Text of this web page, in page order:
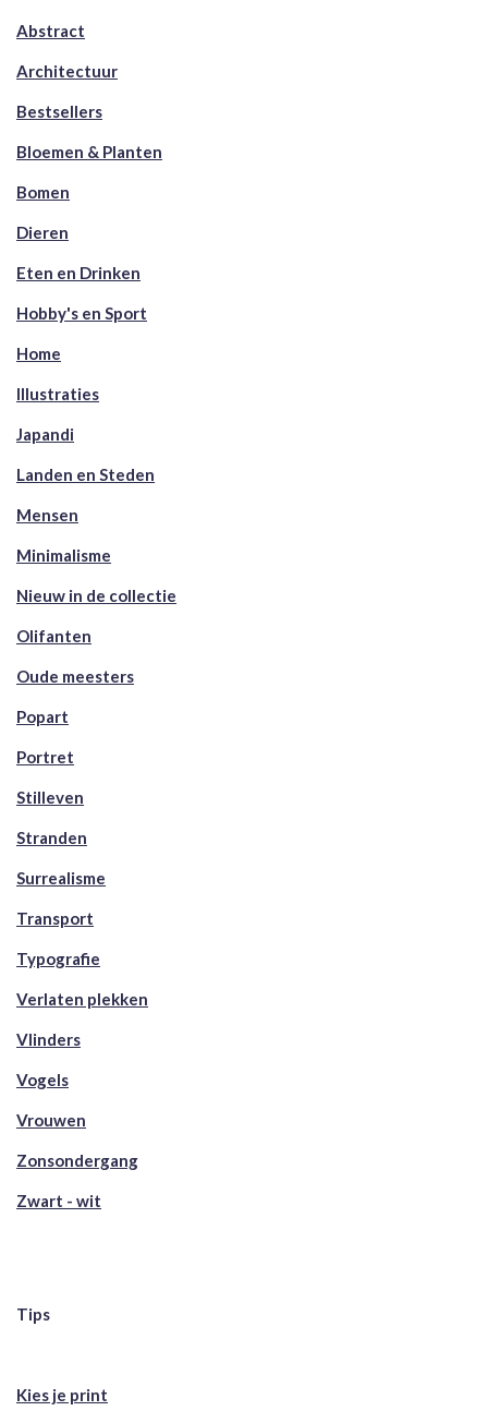
Abstract
Architectuur
Bestsellers
Bloemen & Planten
Bomen
Dieren
Eten en Drinken
Hobby's en Sport
Home
Illustraties
Japandi
Landen en Steden
Mensen
Minimalisme
Nieuw in de collectie
Olifanten
Oude meesters
Popart
Portret
Stilleven
Stranden
Surrealisme
Transport
Typografie
Verlaten plekken
Vlinders
Vogels
Vrouwen
Zonsondergang
Zwart - wit
Tips
Kies je print